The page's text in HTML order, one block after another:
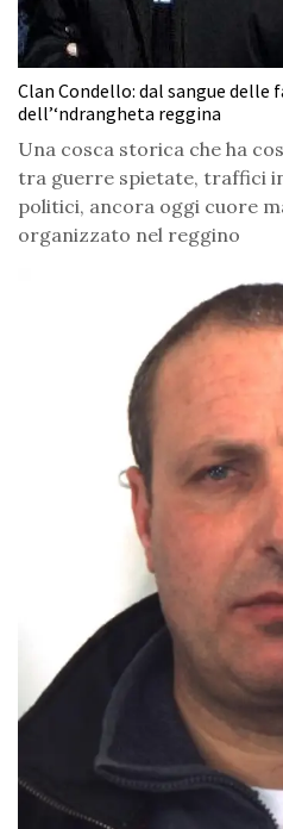
Clan Condello: dal sangue delle
dell’‘ndrangheta reggina
Una cosca storica che ha
tra guerre spietate, traffici
politici, ancora oggi cuore
organizzato nel reggino